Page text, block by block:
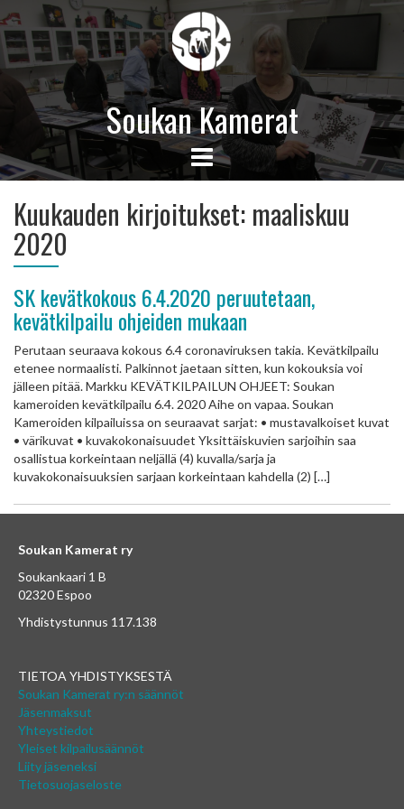
Soukan Kamerat
Kuukauden kirjoitukset: maaliskuu
2020
SK kevätkokous 6.4.2020 peruutetaan,
kevätkilpailu ohjeiden mukaan
Perutaan seuraava kokous 6.4 coronaviruksen takia. Kevätkilpailu
etenee normaalisti. Palkinnot jaetaan sitten, kun kokouksia voi
jälleen pitää. Markku KEVÄTKILPAILUN OHJEET: Soukan
kameroiden kevätkilpailu 6.4. 2020 Aihe on vapaa. Soukan
Kameroiden kilpailuissa on seuraavat sarjat: • mustavalkoiset kuvat
• värikuvat • kuvakokonaisuudet Yksittäiskuvien sarjoihin saa
osallistua korkeintaan neljällä (4) kuvalla/sarja ja
kuvakokonaisuuksien sarjaan korkeintaan kahdella (2) […]
Soukan Kamerat ry
Soukankaari 1 B
02320 Espoo
Yhdistystunnus 117.138
TIETOA YHDISTYKSESTÄ
Soukan Kamerat ry:n säännöt
Jäsenmaksut
Yhteystiedot
Yleiset kilpailusäännöt
Liity jäseneksi
Tietosuojaseloste